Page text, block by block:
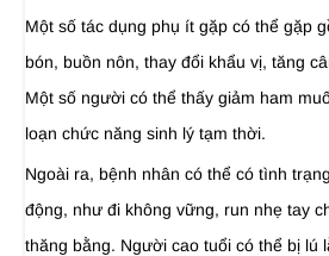
Một số tác dụng phụ ít gặp có thể gặp
bón, buồn nôn, thay đổi khẩu vị, tăng
Một số người có thể thấy giảm ham
loạn chức năng sinh lý tạm thời.
Ngoài ra, bệnh nhân có thể có tình
động, như đi không vững, run nhẹ tay
thăng bằng. Người cao tuổi có thể bị lú